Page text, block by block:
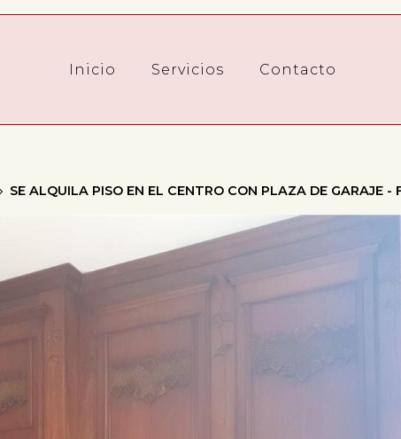
Inicio Servicios Contacto
SE ALQUILA PISO EN EL CENTRO CON PLAZA DE GARAJE -